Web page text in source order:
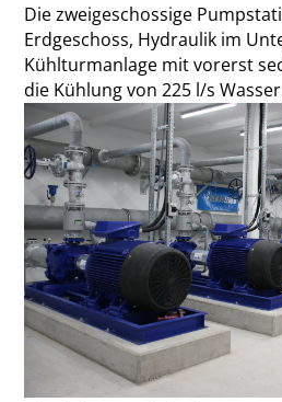
Die zweigeschossige
Erdgeschoss, Hydraulik im
Kühlturmanlage mit vorerst
die Kühlung von 225 l/s